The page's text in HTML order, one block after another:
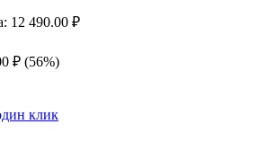
12 490.00 ₽
₽ (56%)
клик